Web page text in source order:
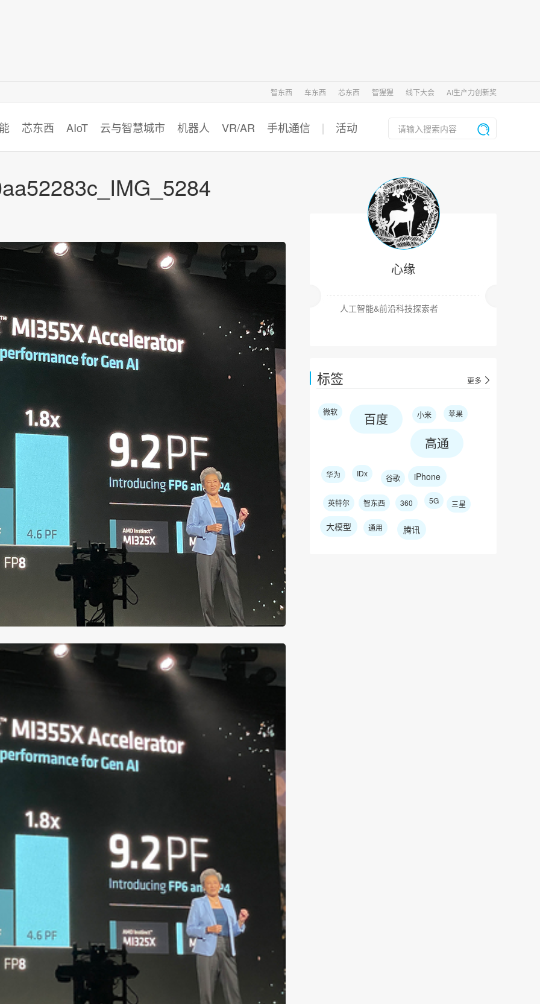
智猩猩
智东西 车东西 芯东西 智猩猩 线下大会 AI生产力创新奖
芯东西 AIoT 云与智慧城市 机器人 VR/AR 手机通信 活动
心缘
人工智能&前沿科技探索者
标签 更多
微软 百度 小米 苹果
高通
华为 IDx 谷歌 iPhone
英特尔 智东西 360 5G 三星
大模型 通用 腾讯